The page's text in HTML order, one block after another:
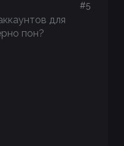
#5
для
пон?